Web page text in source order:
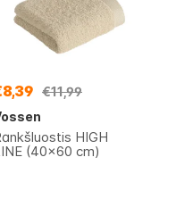
€11,99
HIGH
(40x60 cm)